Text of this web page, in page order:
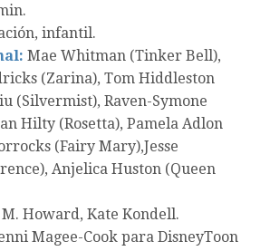
infantil.
Mae Whitman (Tinker Bell),
(Zarina), Tom Hiddleston
(Silvermist), Raven-Symone
Hilty (Rosetta), Pamela Adlon
(Fairy Mary),Jesse
Anjelica Huston (Queen
Howard, Kate Kondell.
Magee-Cook para DisneyToon